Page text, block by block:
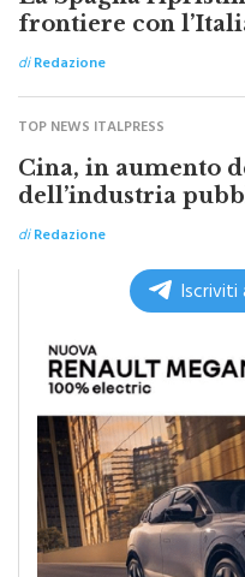
La Spagna
frontiere con l’Italia
diRedazione
TOP NEWS ITALPRESS
Cina, in aumento
dell’industria
di